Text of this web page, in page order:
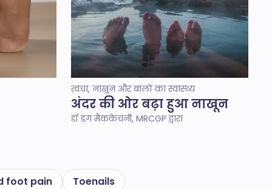
foot pain Toenails
त्वचा, नाखून और बालों का स्वास्थ्य
अंदर की ओर बढ़ा हुआ नाखून
डॉ डग मैककेचनी, MRCGP द्वारा